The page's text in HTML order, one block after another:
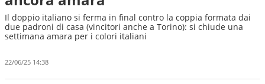
Il doppio italiano si ferma in final contro la coppia formata dai
due padroni di casa (vincitori anche a Torino): si chiude una
settimana amara per i colori italiani
22/06/25 14:38